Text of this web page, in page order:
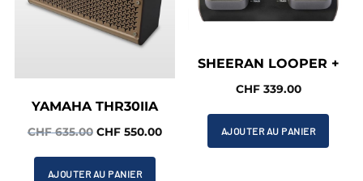
YAMAHA THR30IIA
CHF635.00 Le
initial
CHF550.00Le
AJOUTER AU PANIER
SHEERAN LOOPER +
CHF339.00
AJOUTER AU PANIER